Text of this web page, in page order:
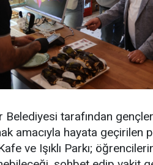
Belediyesi tarafından
amacıyla hayata geçirilen
ve Işıklı Parkı;